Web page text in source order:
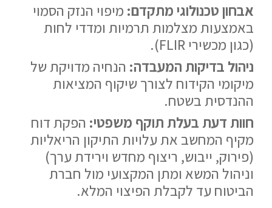
אבחון טכנולוגי מתקדם: מיפוי הנזק הסמוי
באמצעות מצלמות תרמיות ומדדי לחות
(כגון מכשירי FLIR).
ניהול בדיקות המעבדה: הנחיה מדויקת של
מיקומי הקידוח לצורך שיקוף המציאות
ההנדסית בשטח.
חוות דעת בעלת תוקף משפטי: הפקת דוח
מקיף המחשב את עלויות התיקון הריאליות
(פירוק, ייבוש, ריצוף מחדש וירידת ערך)
וניהול המשא ומתן המקצועי מול חברת
הביטוח עד לקבלת הפיצוי המלא.